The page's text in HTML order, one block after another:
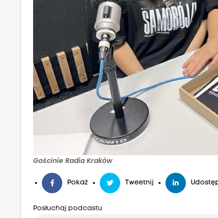
Gościnie Radia Kraków
Pokaż Tweetnij
Posłuchaj podcastu